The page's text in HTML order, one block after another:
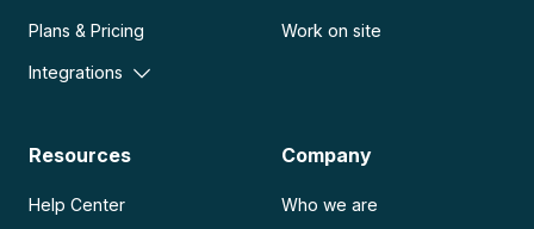
Plans & Pricing
Integrations
Work on site
Resources
Help Center
Company
Who we are